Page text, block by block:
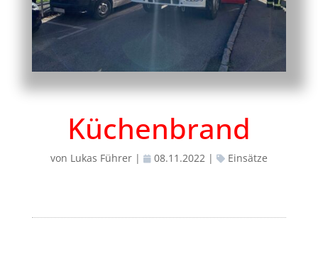
Küchenbrand
von Lukas Führer| 08.11.2022 | Einsätze